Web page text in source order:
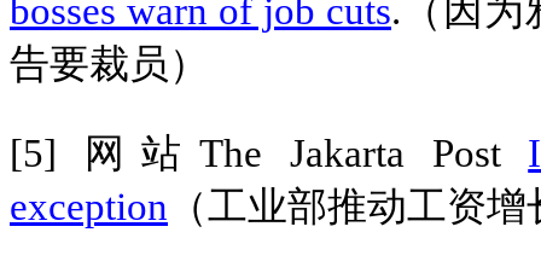
bosses warn of job cuts. （因
告要裁员）
[5] 网站The Jakarta Post
exception （工业部推动工资